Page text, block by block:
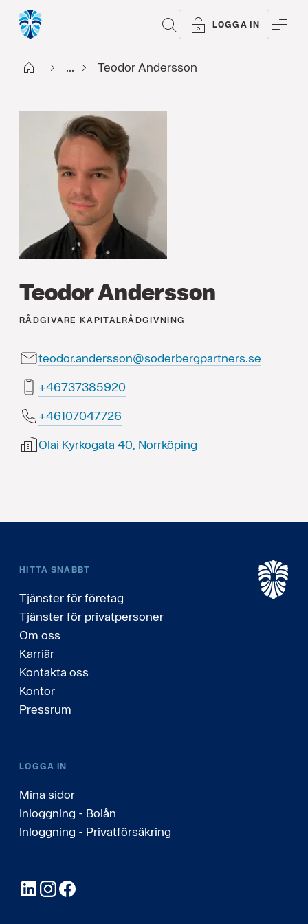
SÖK LOGGA IN
Start ... Teodor Andersson
Teodor Andersson
RÅDGIVARE KAPITALRÅDGIVNING
teodor.andersson@soderbergpartners.se
02958373764+
62774070164+
Olai Kyrkogata 40, Norrköping
HITTA SNABBT
Tjänster för företag
Tjänster för privatpersoner
Om oss
Karriär
Kontakta oss
Kontor
Pressrum
LOGGA IN
Mina sidor
Inloggning - Bolån
Inloggning - Privatförsäkring
LinkedInInstagram